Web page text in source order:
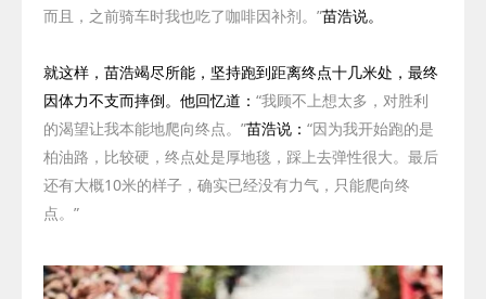
而且，之前骑车时我也吃了咖啡因补剂。”苗浩说。
就这样，苗浩竭尽所能，坚持跑到距离终点十几米处，最终
因体力不支而摔倒。他回忆道： “我顾不上想太多，对胜利
的渴望让我本能地爬向终点。”苗浩说： “因为我开始跑的是
柏油路，比较硬，终点处是厚地毯，踩上去弹性很大。最后
还有大概10米的样子，确实已经没有力气，只能爬向终
点。”